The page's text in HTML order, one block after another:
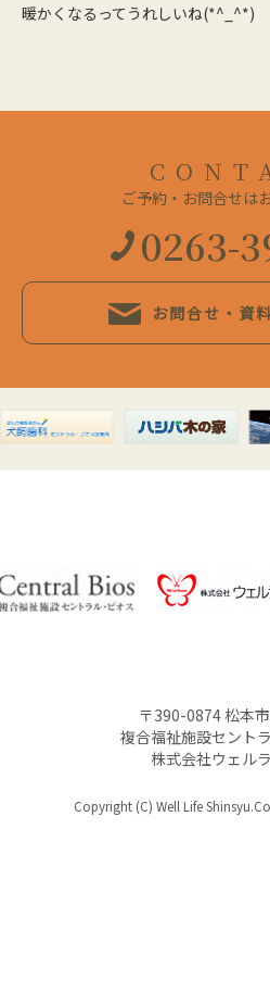
暖かくなるってうれしいね(*^_^*)
ご予約・お問合せは
0263-
お問合せ・資
〒390-0874 松本
複合福祉施設セント
株式会社ウェル
Copyright (C) Well Life